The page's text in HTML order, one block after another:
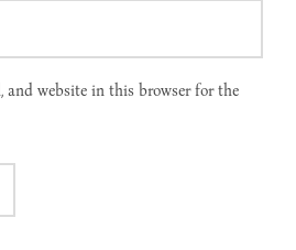
and website in this browser for the